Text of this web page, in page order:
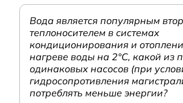
Вода является популярным
теплоносителем в системах
кондиционирования и
нагреве воды на 2°С, какой из
одинаковых насосов (при
гидросопротивления
потреблять меньше энергии?